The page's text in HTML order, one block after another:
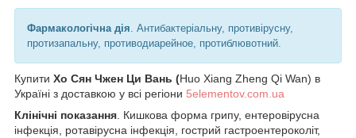
Фармакологічна дія. Антибактеріальну, противірусну,
протизапальну, противодиарейное, протиблювотний.
Купити Хо Сян Чжен Ци Вань (Huo Xiang Zheng Qi Wan) в
Україні з доставкою у всі регіони 5elementov.com.ua
Клінічні показання. Кишкова форма грипу, ентеровірусна
інфекція, ротавірусна інфекція, гострий гастроентероколіт,